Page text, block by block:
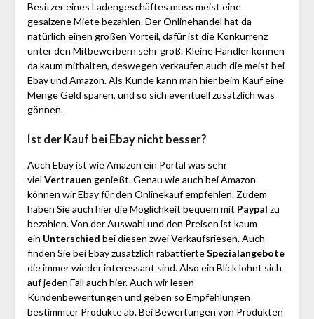
Besitzer eines Ladengeschäftes muss meist eine
gesalzene Miete bezahlen. Der Onlinehandel hat da
natürlich einen großen Vorteil, dafür ist die Konkurrenz
unter den Mitbewerbern sehr groß. Kleine Händler können
da kaum mithalten, deswegen verkaufen auch die meist bei
Ebay und Amazon. Als Kunde kann man hier beim Kauf eine
Menge Geld sparen, und so sich eventuell zusätzlich was
gönnen.
Ist der Kauf bei Ebay nicht besser?
Auch Ebay ist wie Amazon ein Portal was sehr
viel Vertrauen genießt. Genau wie auch bei Amazon
können wir Ebay für den Onlinekauf empfehlen. Zudem
haben Sie auch hier die Möglichkeit bequem mit Paypal zu
bezahlen. Von der Auswahl und den Preisen ist kaum
ein Unterschied bei diesen zwei Verkaufsriesen. Auch
finden Sie bei Ebay zusätzlich rabattierteSpezialangebote
die immer wieder interessant sind. Also ein Blick lohnt sich
auf jeden Fall auch hier. Auch wir lesen
Kundenbewertungen und geben so Empfehlungen
bestimmter Produkte ab. Bei Bewertungen von Produkten